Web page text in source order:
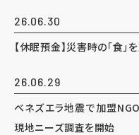
26.06.30
【休眠預金】災害時の「食」
26.06.29
ベネズエラ地震で加盟
現地ニーズ調査を開始